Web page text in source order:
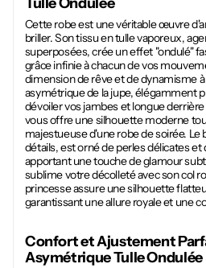
Cette robe est une véritable œuvre
briller. Son tissu en tulle vaporeux,
superposées, crée un effet "ondulé"
grâce infinie à chacun de vos
dimension de rêve et de dynamisme
asymétrique de la jupe, élégamment
dévoiler vos jambes et longue
vous offre une silhouette moderne
majestueuse d'une robe de soirée.
détails, est orné de perles délicates et
apportant une touche de glamour
sublime votre décolleté avec son col
princesse assure une silhouette
garantissant une allure royale et une
Confort et Ajustement
Asymétrique Tulle Ondulée